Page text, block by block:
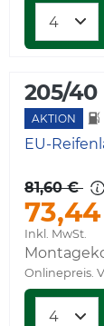
205/40
AKTION
EU-
81,60 €
Inkl. MwSt.
Onlinepreis.